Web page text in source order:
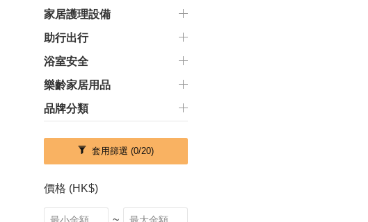
家居護理設備
助行出行
浴室安全
樂齡家居用品
品牌分類
套用篩選 (0/20)
價格 (HK$)
~